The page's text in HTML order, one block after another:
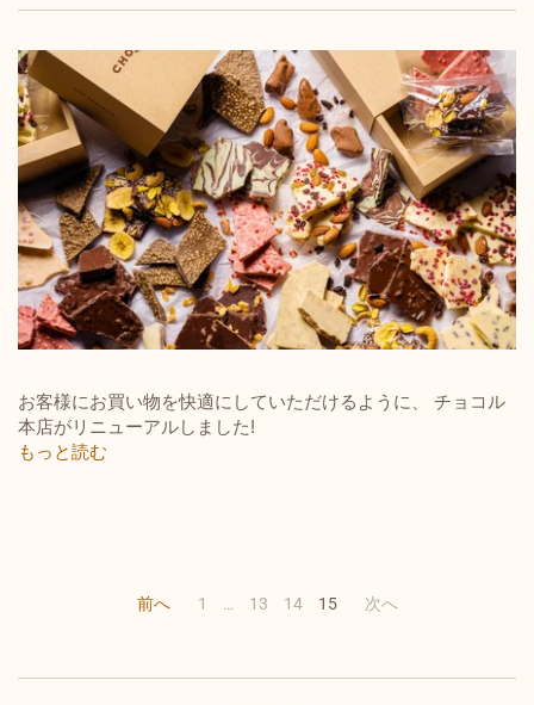
お客様にお買い物を快適にしていただけるように、 チョコル
本店がリニューアルしました!
もっと読む
前へ 1 … 13 14 15 次へ